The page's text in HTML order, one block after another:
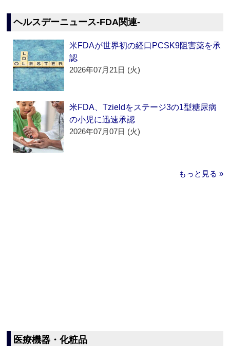
ヘルスデーニュース‐FDA関連‐
米FDAが世界初の経口PCSK9阻害薬を承
認
2026年07月21日 (火)
米FDA、Tzieldをステージ3の1型糖尿病
の小児に迅速承認
2026年07月07日 (火)
もっと見る »
医療機器・化粧品